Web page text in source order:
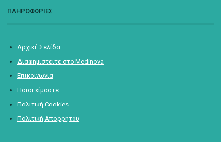
ΠΛΗΡΟΦΟΡΙΕΣ
Αρχική Σελίδα
Διαφημιστείτε στο Medinova
Επικοινωνία
Ποιοι είμαστε
Πολιτική Cookies
Πολιτική Απορρήτου